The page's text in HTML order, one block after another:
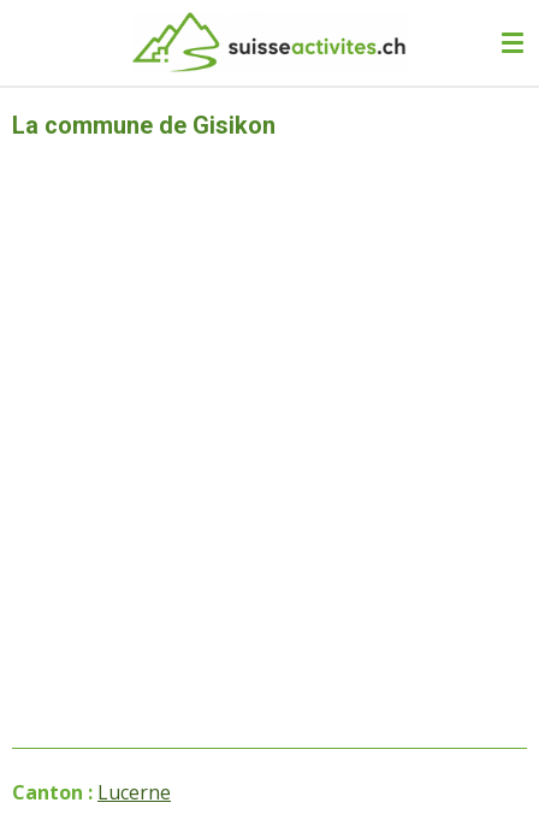
principal
La commune de Gisikon
Canton : Lucerne